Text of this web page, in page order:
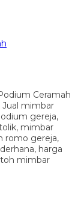
Ceramah
Jual mimbar
gereja,
mimbar
romo gereja,
harga
mimbar